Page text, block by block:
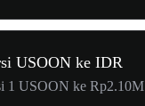
USOON ke IDR
1 USOON ke Rp2.10M